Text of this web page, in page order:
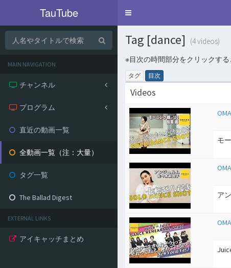
TauTube
Toggle
MAIN NAVIGATION
チャンネル
プログラム
直近の動画一覧
全動画一覧（注：大量）
タグ一覧
The Ballad Digest
EXTERNAL LINKS
アイキャッチまとめ
Tag [dance] (4 videos)
※目次の時間部分をクリックする
タグ 目次
Videos
モ
ア